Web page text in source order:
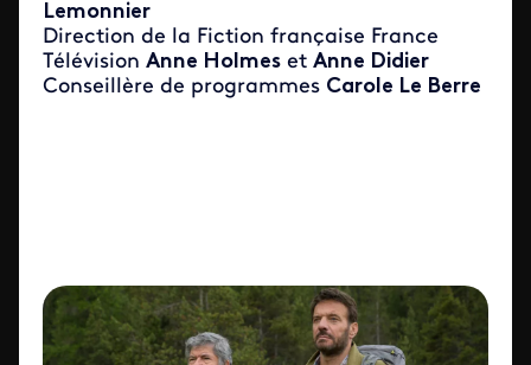
Lemonnier
Direction de la Fiction française France
Télévision Anne Holmes et Anne Didier
Conseillère de programmes Carole Le Berre